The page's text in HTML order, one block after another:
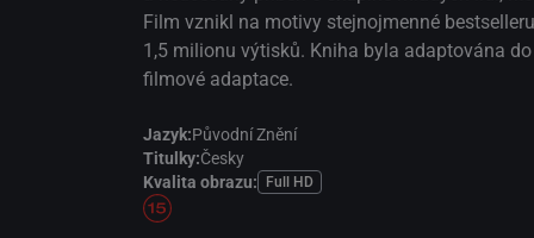
Film vznikl na motivy stejnojmenné
1,5 milionu výtisků. Kniha byla adaptována
filmové adaptace.
Jazyk:Původní Znění
Titulky:Česky
Kvalita obrazu:
Full HD